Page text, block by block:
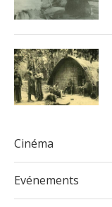
Cinéma
Evénements